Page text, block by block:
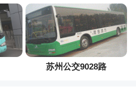
苏州公交9028路